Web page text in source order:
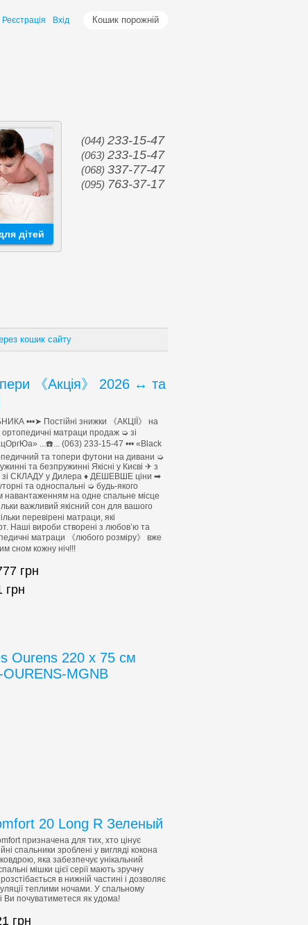
Кошик порожній
Реєстрація Вхід
(044) 233-15-47
(063) 233-15-47
(068) 337-77-47
(095) 763-37-17
дітей
кошик сайту
《Акція》 2026 ↔ та
•••➤ Постійні знижки 《АКЦІЇ》 на
ортопедичні матраци продаж ➭ зі
...☎️... (063) 233-15-47 ••• «Black
та топери футони на дивани ➭
та безпружинні Якісні у Києві ✈ з
зі СКЛАДУ у Дилера ♦ ДЕШЕВШЕ ціни ➡
та односпальні ➭ будь-якого
навантаженням на одне спальне місце
важливий якісний сон для вашого
перевірені матраци, які
Наші вироби створені з любов’ю та
матраци 《любого розміру》 вже
сном кожну ніч!!!
грн
грн
Ourens 220 x 75 см
MGNB
20 Long R Зеленый
призначена для тих, хто цінує
спальники зроблені у вигляді кокона
яка забезпечує унікальний
мішки цієї серії мають зручну
в нижній частині і дозволяє
теплими ночами. У спальному
Ви почуватиметеся як удома!
грн